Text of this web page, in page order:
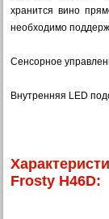
хранится вино
необходимо
Сенсорное
Внутренняя LED
Frosty H46D: